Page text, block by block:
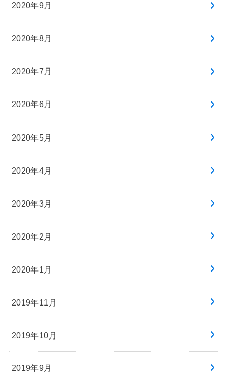
2020年9月
2020年8月
2020年7月
2020年6月
2020年5月
2020年4月
2020年3月
2020年2月
2020年1月
2019年11月
2019年10月
2019年9月